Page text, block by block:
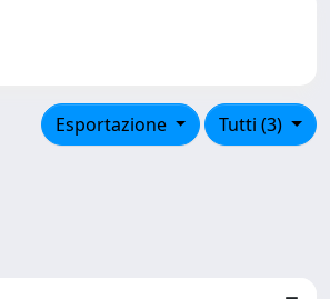
Tutti (3)
Esportazione